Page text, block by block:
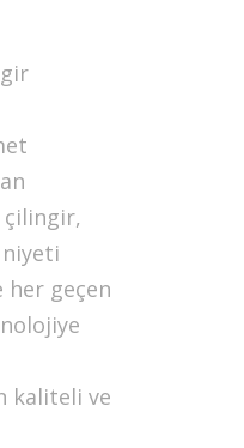
her geçen
kaliteli ve